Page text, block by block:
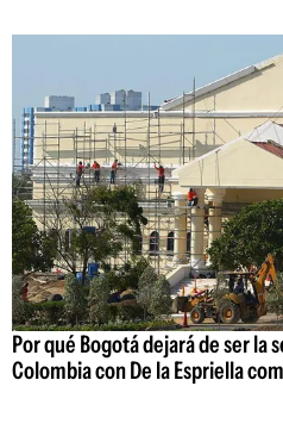
Por qué Bogotá dejará de ser la
Colombia con De la Espriella